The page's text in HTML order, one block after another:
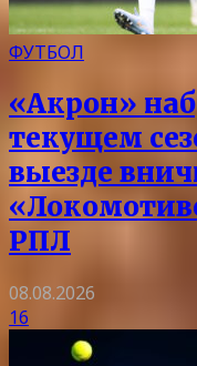
ФУТБОЛ
«Акрон»
текущем
выезде
РПЛ
08.08.2026
16